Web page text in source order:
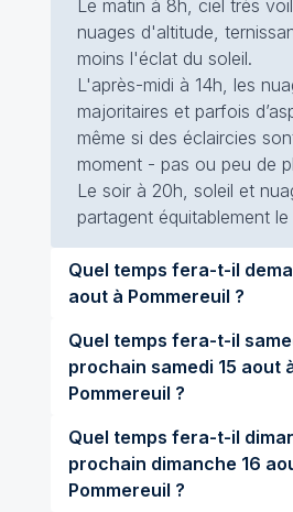
Le matin à 8h, ciel très
nuages d'altitude,
moins l'éclat du soleil.
L'après-midi à 14h, les
majoritaires et parfois
même si des éclaircies
moment - pas ou peu de
Le soir à 20h, soleil et
partagent équitablement le
Quel temps fera-t-il demain lundi
aout à Pommereuil ?
Quel temps fera-t-il
prochain samedi 15 aout à
Pommereuil ?
Quel temps fera-t-il
prochain dimanche 16 aout à
Pommereuil ?